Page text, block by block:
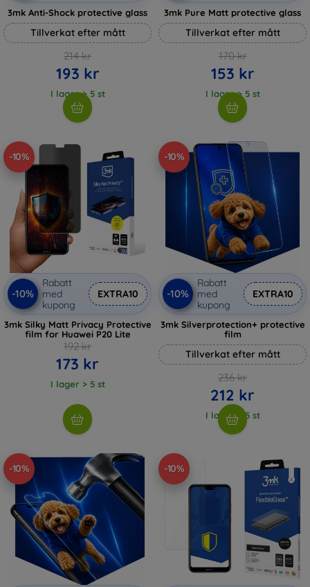
3mk Anti-Shock protective glass
Tillverkat efter mått
214 kr
193 kr
I lager > 5 st
3mk Pure Matt protective glass
Tillverkat efter mått
170 kr
153 kr
I lager > 5 st
-10%
-10%
Rabatt
med
kupong
EXTRA10
3mk Silky Matt Privacy Protective
film for Huawei P20 Lite
192 kr
173 kr
I lager > 5 st
-10%
-10%
Rabatt
med
kupong
EXTRA10
3mk Silverprotection+ protective
film
Tillverkat efter mått
236 kr
212 kr
I lager > 5 st
-10% -10%